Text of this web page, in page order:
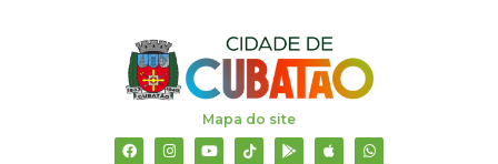
Mapa do site